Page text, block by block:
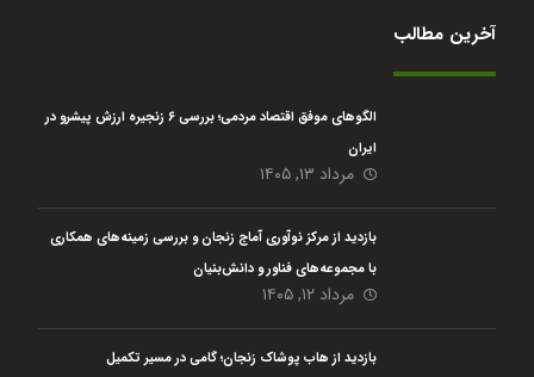
آخرین مطالب
الگوهای موفق اقتصاد مردمی؛ بررسی ۶ زنجیره ارزش پیشرو در
ایران
مرداد ۱۳, ۱۴۰۵
بازدید از مرکز نوآوری آماج زنجان و بررسی زمینه‌های همکاری
با مجموعه‌های فناور و دانش‌بنیان
مرداد ۱۲, ۱۴۰۵
بازدید از هاب پوشاک زنجان؛ گامی در مسیر تکمیل